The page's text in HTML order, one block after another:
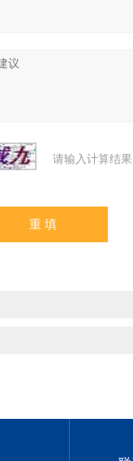
请输入计算结